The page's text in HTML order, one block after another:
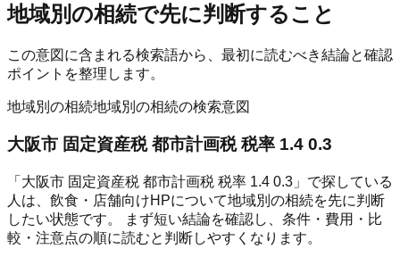
地域別の相続で先に判断すること
この意図に含まれる検索語から、最初に読むべき結論と確認
ポイントを整理します。
地域別の相続地域別の相続の検索意図
大阪市 固定資産税 都市計画税 税率 1.4 0.3
「大阪市 固定資産税 都市計画税 税率 1.4 0.3」で探している
人は、飲食・店舗向けHPについて地域別の相続を先に判断
したい状態です。 まず短い結論を確認し、条件・費用・比
較・注意点の順に読むと判断しやすくなります。